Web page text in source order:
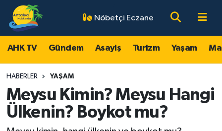
Nöbetçi Eczane
AHK TV Gündem Asayiş Turizm Yaşam
HABERLER YAŞAM
Meysu Kimin? Meysu Hangi
Ülkenin? Boykot mu?
AHK TV
Gündem
Turizm
Antalya Nöbetçi Eczaneler
Antalya Hava Durumu
Antalya Namaz Vakitleri
Antalya Trafik Yoğunluk Haritası